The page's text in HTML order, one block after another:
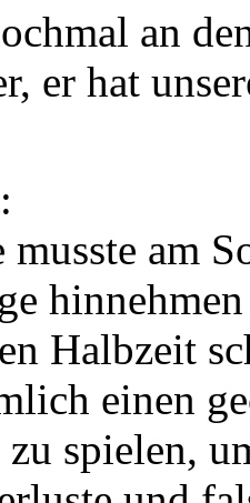
an
er hat
am
Halbzeit
einen
zu spielen,